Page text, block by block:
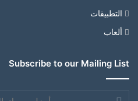
التطبيقات
ألعاب
Subscribe to our Mailing List